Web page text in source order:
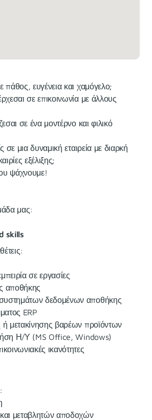
πάθος, ευγένεια και χαμόγελο;
σε επικοινωνία με άλλους
σε ένα μοντέρνο και φιλικό
σε μια δυναμική εταιρεία με διαρκή
εξέλιξης;
ψάχνουμε!
μας:
skills
σε εργασίες
αποθήκης
δεδομένων αποθήκης
ERP
μετακίνησης βαρέων προϊόντων
Η/Υ (MS Office, Windows)
ικανότητες
μεταβλητών αποδοχών